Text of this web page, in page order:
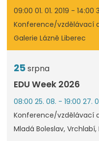
09:00 01. 01. 2019 - 14:00
Konference/vzdělávací
Galerie Lázně Liberec
25srpna
EDU Week 2026
08:00 25. 08. - 19:00 27.
Konference/vzdělávací
Mladá Boleslav,